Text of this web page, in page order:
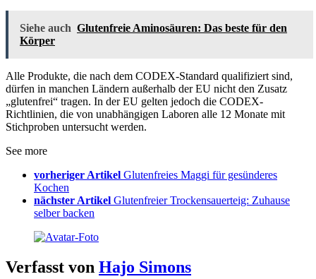
Siehe auch Glutenfreie Aminosäuren: Das beste für den
Körper
Alle Produkte, die nach dem CODEX-Standard qualifiziert sind,
dürfen in manchen Ländern außerhalb der EU nicht den Zusatz
„glutenfrei“ tragen. In der EU gelten jedoch die CODEX-
Richtlinien, die von unabhängigen Laboren alle 12 Monate mit
Stichproben untersucht werden.
See more
vorheriger Artikel Glutenfreies Maggi für gesünderes
Kochen
nächster Artikel Glutenfreier Trockensauerteig: Zuhause
selber backen
Verfasst von Hajo Simons